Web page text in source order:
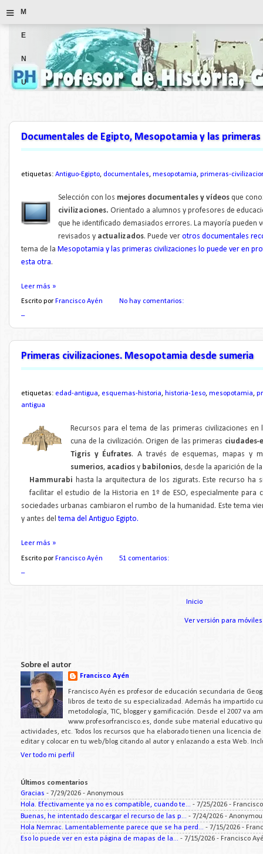
≡ M
E
N
U
Documentales de Egipto, Mesopotamia y las primeras
etiquetas: Antiguo-Egipto, documentales, mesopotamia, primeras-
Selección con los mejores documentales y vídeos que
civilizaciones. Orientado a alumnos y profesores de
que he identificado demasiados errores. La mayoría pueden
revisados y actualizados. Puede verotros documentales
tema de la Mesopotamia y las primeras civilizaciones lo puede ver en
esta otra.
Leer más »
Escrito porFrancisco Ayén
No hay comentarios:
Primeras civilizaciones. Mesopotamia desde sumeria
etiquetas: edad-antigua, esquemas-historia, historia-1eso, mesopotamia,
antigua
Recursos para el tema de las primeras civilizaciones
cuna de la civilización. Origen de las primeras ciudades-
Tigris y Éufrates. A través de esquemas, mapas y
sumerios, acadios y babilonios, desde la aparición de
Hammurabi hasta la arquitectura de los zigurats. Este recurso ha
facilitar el estudio de la Historia en 1º de ESO, especialmente
sociedades urbanas cambiaron el rumbo de la humanidad. Este tema
y antes del tema del Antiguo Egipto.
Leer más »
Escrito por Francisco Ayén
51 comentarios:
Inicio
Ver versión para móviles
Sobre el autor
Francisco Ayén
Francisco Ayén es profesor de educación secundaria de
libros de texto de su especializadad. Además ha impartido
metodología, TIC, blogger y gamificación. Desde el 2007 va
www.profesorfrancisco.es, donde sube material educativo
actividades, etc. Todos los recursos que ha elaborado tienen una licencia
editar y colocar en tu web/blog citando al autor y enlazando a esta Web.
Ver todo mi perfil
Últimos comentarios
Gracias - 7/29/2026 - Anonymous
Hola. Efectivamente ya no es compatible, cuando te... - 7/25/2026 -
Buenas, he intentado descargar el recurso de las p... - 7/24/2026 -
Hola Nemrac. Lamentablemente parece que se ha perd... - 7/15/2026 -
Eso lo puede ver en esta página de mapas de la... - 7/15/2026 - Francisco